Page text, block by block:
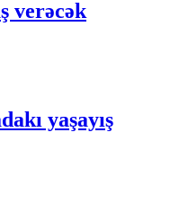
verəcək
yaşayış